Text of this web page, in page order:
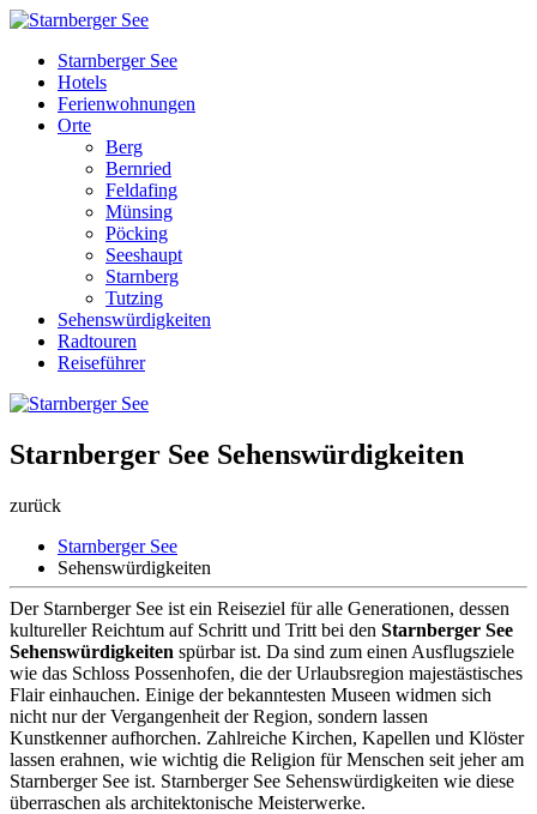
Starnberger See
Hotels
Ferienwohnungen
Orte
Berg
Bernried
Feldafing
Münsing
Pöcking
Seeshaupt
Starnberg
Tutzing
Sehenswürdigkeiten
Radtouren
Reiseführer
Starnberger See Sehenswürdigkeiten
zurück
Starnberger See
Sehenswürdigkeiten
Der Starnberger See ist ein Reiseziel für alle Generationen, dessen
kultureller Reichtum auf Schritt und Tritt bei den Starnberger See
Sehenswürdigkeiten spürbar ist. Da sind zum einen Ausflugsziele
wie das Schloss Possenhofen, die der Urlaubsregion majestästisches
Flair einhauchen. Einige der bekanntesten Museen widmen sich
nicht nur der Vergangenheit der Region, sondern lassen
Kunstkenner aufhorchen. Zahlreiche Kirchen, Kapellen und Klöster
lassen erahnen, wie wichtig die Religion für Menschen seit jeher am
Starnberger See ist. Starnberger See Sehenswürdigkeiten wie diese
überraschen als architektonische Meisterwerke.